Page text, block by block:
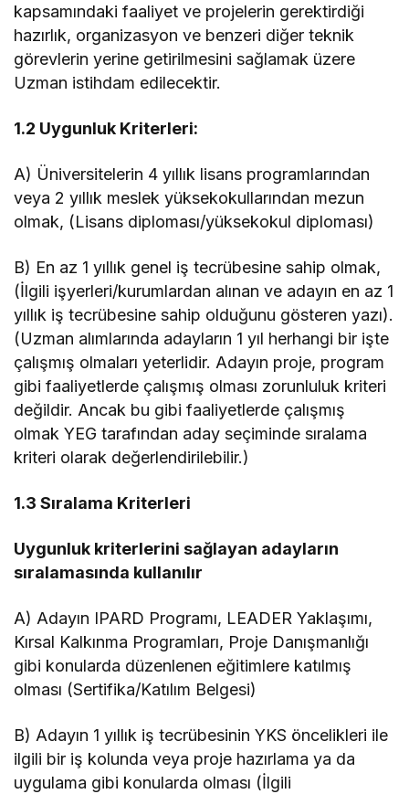
kapsamındaki faaliyet ve projelerin gerektirdiği
hazırlık, organizasyon ve benzeri diğer teknik
görevlerin yerine getirilmesini sağlamak üzere
Uzman istihdam edilecektir.
1.2 Uygunluk Kriterleri:
A) Üniversitelerin 4 yıllık lisans programlarından
veya 2 yıllık meslek yüksekokullarından mezun
olmak, (Lisans diploması/yüksekokul diploması)
B) En az 1 yıllık genel iş tecrübesine sahip olmak,
(İlgili işyerleri/kurumlardan alınan ve adayın en az 1
yıllık iş tecrübesine sahip olduğunu gösteren yazı).
(Uzman alımlarında adayların 1 yıl herhangi bir işte
çalışmış olmaları yeterlidir. Adayın proje, program
gibi faaliyetlerde çalışmış olması zorunluluk kriteri
değildir. Ancak bu gibi faaliyetlerde çalışmış
olmak YEG tarafından aday seçiminde sıralama
kriteri olarak değerlendirilebilir.)
1.3 Sıralama Kriterleri
Uygunluk kriterlerini sağlayan adayların
sıralamasında kullanılır
A) Adayın IPARD Programı, LEADER Yaklaşımı,
Kırsal Kalkınma Programları, Proje Danışmanlığı
gibi konularda düzenlenen eğitimlere katılmış
olması (Sertifika/Katılım Belgesi)
B) Adayın 1 yıllık iş tecrübesinin YKS öncelikleri ile
ilgili bir iş kolunda veya proje hazırlama ya da
uygulama gibi konularda olması (İlgili